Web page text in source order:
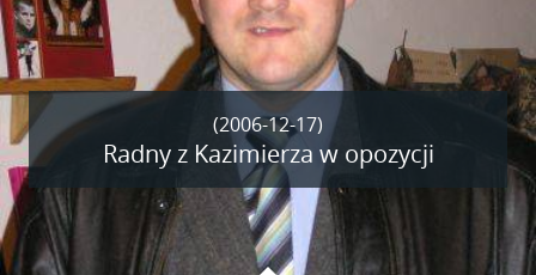
można jeszcze składać dary na podobny cel w kościele
farnym.
(2006-12-17)
Radny z Kazimierza w opozycji